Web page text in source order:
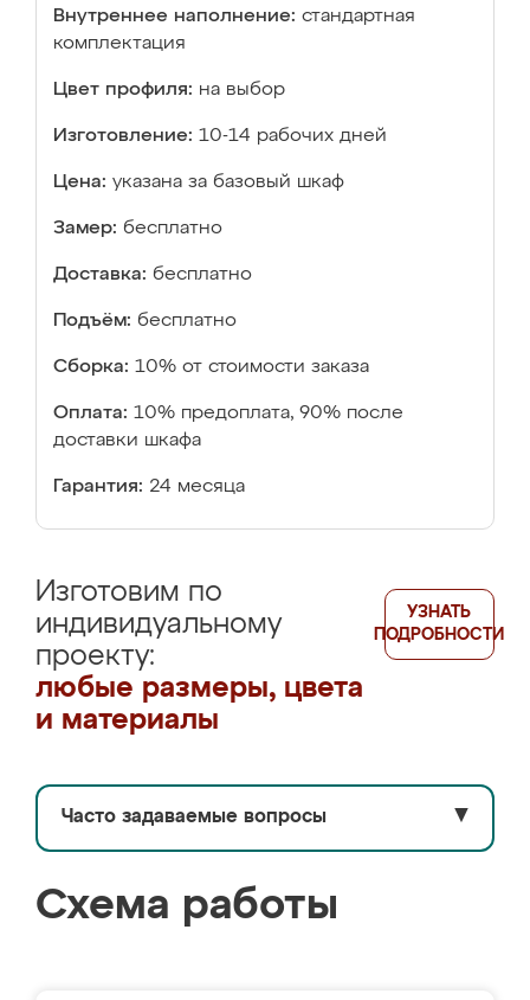
Внутреннее наполнение: стандартная
комплектация
Цвет профиля: на выбор
Изготовление: 10-14 рабочих дней
Цена: указана за базовый шкаф
Замер: бесплатно
Доставка: бесплатно
Подъём: бесплатно
Сборка: 10% от стоимости заказа
Оплата: 10% предоплата, 90% после
доставки шкафа
Гарантия: 24 месяца
Изготовим по
индивидуальному
проекту:
любые размеры, цвета
и материалы
УЗНАТЬ
ПОДРОБНОСТИ
Часто задаваемые вопросы ▼
Схема работы